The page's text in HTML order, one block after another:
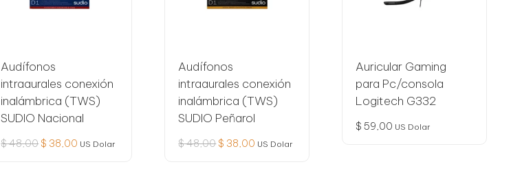
Audífonos
intraaurales conexión
inalámbrica (TWS)
SUDIO Nacional
$48,00 El
precio
$ 38,00 El
US Dolar
Audífonos
intraaurales conexión
inalámbrica (TWS)
SUDIO Peñarol
$48,00El
precio
$ 38,00 El
US Dolar
Auricular Gaming
para Pc/consola
Logitech G332
$ 59,00 US Dolar